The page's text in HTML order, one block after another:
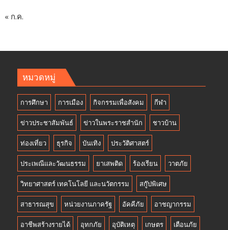
« ก.ค.
หมวดหมู่
การศึกษา การเมือง กิจกรรมเพื่อสังคม กีฬา
ข่าวประชาสัมพันธ์ ข่าวในพระราชสำนัก ชาวบ้าน
ท่องเที่ยว ธุรกิจ บันเทิง ประวัติศาสตร์
ประเพณีและวัฒนธรรม ยาเสพติด ร้องเรียน วาตภัย
วิทยาศาสตร์ เทคโนโลยี และนวัตกรรม สกู๊ปพิเศษ
สาธารณสุข หน่วยงานภาครัฐ อัคคีภัย อาชญากรรม
อาชีพสร้างรายได้ อุทกภัย อุบัติเหตุ เกษตร เตือนภัย